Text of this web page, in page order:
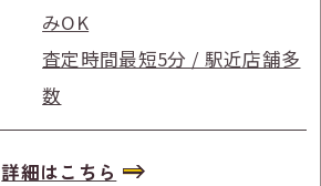
みOK
査定時間最短5分 / 駅近店舗多
数
詳細はこちら